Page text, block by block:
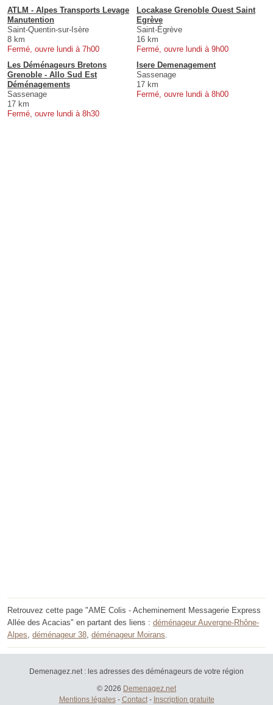
ATLM - Alpes Transports Levage
Manutention
Saint-Quentin-sur-Isère
8 km
Fermé, ouvre lundi à 7h00
Locakase Grenoble Ouest Saint
Egrève
Saint-Égrève
16 km
Fermé, ouvre lundi à 9h00
Les Déménageurs Bretons
Grenoble - Allo Sud Est
Déménagements
Sassenage
17 km
Fermé, ouvre lundi à 8h30
Isere Demenagement
Sassenage
17 km
Fermé, ouvre lundi à 8h00
Retrouvez cette page "AME Colis - Acheminement Messagerie Express
Allée des Acacias" en partant des liens : déménageur Auvergne-Rhône-
Alpes, déménageur 38, déménageur Moirans.
Demenagez.net : les adresses des déménageurs de votre région
© 2026 Demenagez.net
Mentions légales- Contact- Inscription gratuite